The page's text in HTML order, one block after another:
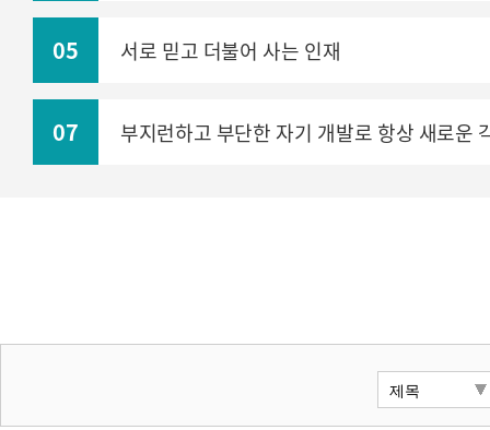
05 서로 믿고 더불어 사는 인재
07 부지런하고 부단한 자기 개발로 항상 새로운